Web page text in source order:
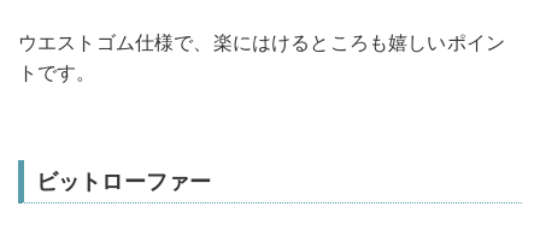
ウエストゴム仕様で、楽にはけるところも嬉しいポイン
トです。
ビットローファー